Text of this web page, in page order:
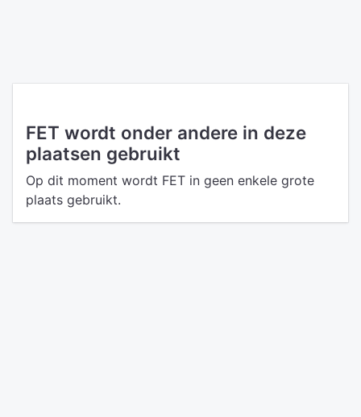
FET wordt onder andere in deze
plaatsen gebruikt
Op dit moment wordt FET in geen enkele grote
plaats gebruikt.